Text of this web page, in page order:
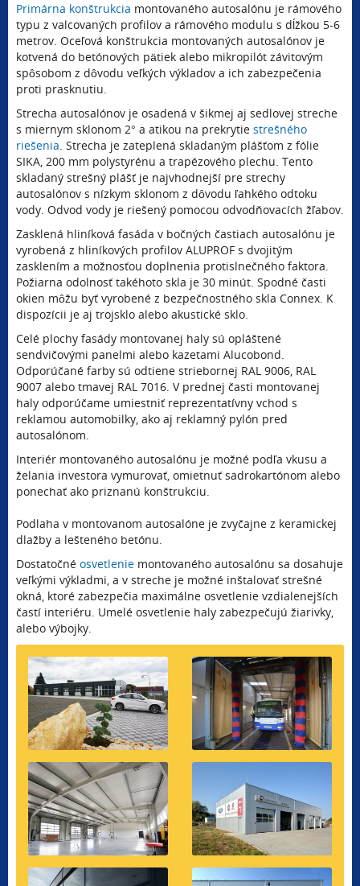
Primárna konštrukcia montovaného autosalónu je rámového
typu z valcovaných profilov a rámového modulu s dĺžkou 5-6
metrov. Oceľová konštrukcia montovaných autosalónov je
kotvená do betónových pätiek alebo mikropilót závitovým
spôsobom z dôvodu veľkých výkladov a ich zabezpečenia
proti prasknutiu.
Strecha autosalónov je osadená v šikmej aj sedlovej streche
s miernym sklonom 2° a atikou na prekrytie strešného
riešenia. Strecha je zateplená skladaným plášťom z fólie
SIKA, 200 mm polystyrénu a trapézového plechu. Tento
skladaný strešný plášť je najvhodnejší pre strechy
autosalónov s nízkym sklonom z dôvodu ľahkého odtoku
vody. Odvod vody je riešený pomocou odvodňovacích žľabov.
Zasklená hliníková fasáda v bočných častiach autosalónu je
vyrobená z hliníkových profilov ALUPROF s dvojitým
zasklením a možnosťou doplnenia protislnečného faktora.
Požiarna odolnosť takéhoto skla je 30 minút. Spodné časti
okien môžu byť vyrobené z bezpečnostného skla Connex. K
dispozícii je aj trojsklo alebo akustické sklo.
Celé plochy fasády montovanej haly sú opláštené
sendvičovými panelmi alebo kazetami Alucobond.
Odporúčané farby sú odtiene striebornej RAL 9006, RAL
9007 alebo tmavej RAL 7016. V prednej časti montovanej
haly odporúčame umiestniť reprezentatívny vchod s
reklamou automobilky, ako aj reklamný pylón pred
autosalónom.
Interiér montovaného autosalónu je možné podľa vkusu a
želania investora vymurovať, omietnuť sadrokartónom alebo
ponechať ako priznanú konštrukciu.
Podlaha v montovanom autosalóne je zvyčajne z keramickej
dlažby a lešteného betónu.
Dostatočné osvetlenie montovaného autosalónu sa dosahuje
veľkými výkladmi, a v streche je možné inštalovať strešné
okná, ktoré zabezpečia maximálne osvetlenie vzdialenejších
častí interiéru. Umelé osvetlenie haly zabezpečujú žiarivky,
alebo výbojky.